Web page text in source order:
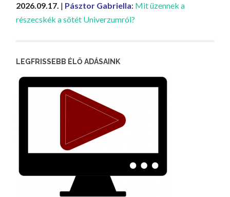
2026.09.17. | Pásztor Gabriella: Mit üzennek a
részecskék a sötét Univerzumról?
LEGFRISSEBB ÉLŐ ADÁSAINK